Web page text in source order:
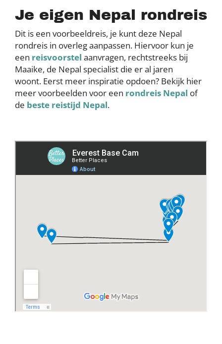
Je eigen Nepal rondreis
Dit is een voorbeeldreis, je kunt deze Nepal
rondreis in overleg aanpassen. Hiervoor kun je
een reisvoorstel aanvragen, rechtstreeks bij
Maaike, de Nepal specialist die er al jaren
woont. Eerst meer inspiratie opdoen? Bekijk hier
meer voorbeelden voor een rondreis Nepal of
de beste reistijd Nepal.